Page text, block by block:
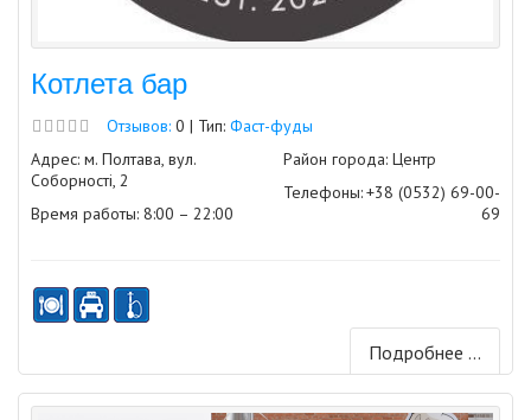
Котлета бар
Отзывов: 0 | Тип: Фаст-фуды
Адрес: м. Полтава, вул.
Соборності, 2
Время работы: 8:00 – 22:00
Район города: Центр
Телефоны:+38 (0532) 69-00-
69
Подробнее ...